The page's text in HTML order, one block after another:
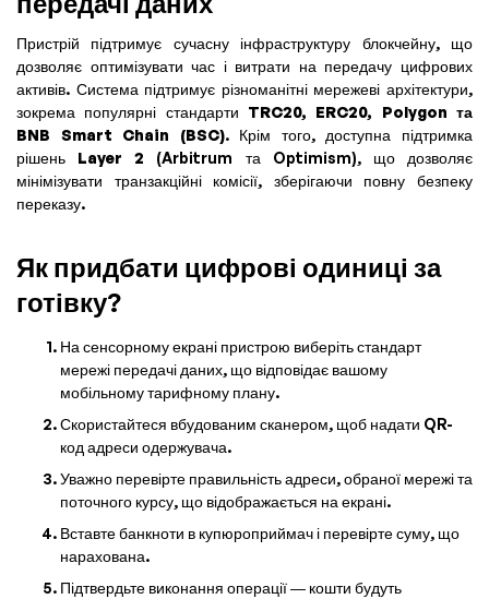
Пристрій підтримує сучасну інфраструктуру блокчейну, що
дозволяє оптимізувати час і витрати на передачу цифрових
активів. Система підтримує різноманітні мережеві архітектури,
зокрема популярні стандарти TRC20, ERC20, Polygon та
BNB Smart Chain (BSC). Крім того, доступна підтримка
рішень Layer 2 (Arbitrum та Optimism), що дозволяє
мінімізувати транзакційні комісії, зберігаючи повну безпеку
переказу.
Як придбати цифрові одиниці за
готівку?
На сенсорному екрані пристрою виберіть стандарт
мережі передачі даних, що відповідає вашому
мобільному тарифному плану.
Скористайтеся вбудованим сканером, щоб надати QR-
код адреси одержувача.
Уважно перевірте правильність адреси, обраної мережі та
поточного курсу, що відображається на екрані.
Вставте банкноти в купюроприймач і перевірте суму, що
нарахована.
Підтвердьте виконання операції — кошти будуть